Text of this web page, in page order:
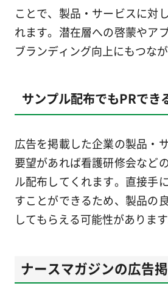
ことで、製品・サービスに対
れます。潜在層への啓蒙やア
ブランディング向上にもつなが
サンプル配布でもPRでき
広告を掲載した企業の製品・
要望があれば看護研修会など
ル配布してくれます。直接手
すことができるため、製品の
してもらえる可能性があります
ナースマガジンの広告